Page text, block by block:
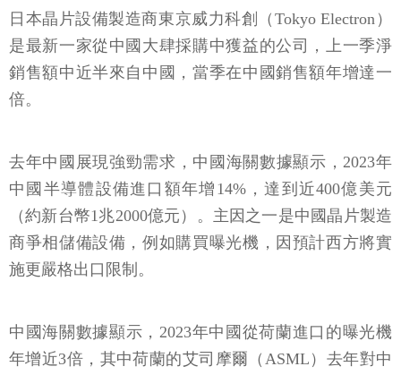
日本晶片設備製造商東京威力科創（Tokyo Electron）
是最新一家從中國大肆採購中獲益的公司，上一季淨
銷售額中近半來自中國，當季在中國銷售額年增達一
倍。
去年中國展現強勁需求，中國海關數據顯示，2023年
中國半導體設備進口額年增14%，達到近400億美元
（約新台幣1兆2000億元）。主因之一是中國晶片製造
商爭相儲備設備，例如購買曝光機，因預計西方將實
施更嚴格出口限制。
中國海關數據顯示，2023年中國從荷蘭進口的曝光機
年增近3倍，其中荷蘭的艾司摩爾（ASML）去年對中